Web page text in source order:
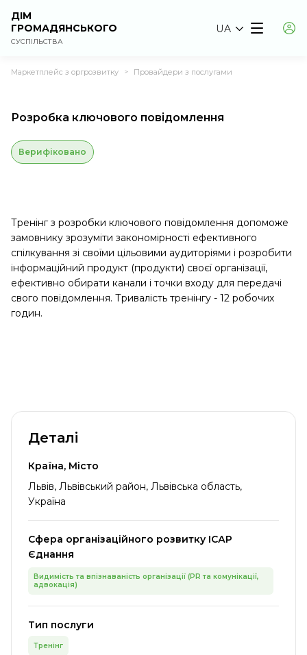
ДІМ
ГРОМАДЯНСЬКОГО
СУСПІЛЬСТВА
UA
Маркетплейс з оргрозвитку > Провайдери з послугами
Розробка ключового повідомлення
Верифіковано
Тренінг з розробки ключового повідомлення допоможе
замовнику зрозуміти закономірності ефективного
спілкування зі своїми цільовими аудиторіями і розробити
інформаційний продукт (продукти) своєї організації,
ефективно обирати канали і точки входу для передачі
свого повідомлення. Тривалість тренінгу - 12 робочих
годин.
Деталі
Країна, Місто
Львів, Львівський район, Львівська область,
Україна
Сфера організаційного розвитку ІСАР
Єднання
Видимість та впізнаваність організації (PR та комунікації,
адвокація)
Тип послуги
Тренінг